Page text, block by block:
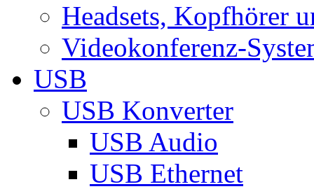
Headsets, Kopfhörer
Videokonferenz-
USB
USB Konverter
USB Audio
USB Ethernet